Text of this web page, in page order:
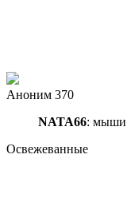
Аноним 370
NATA66: мыши
Освежеванные